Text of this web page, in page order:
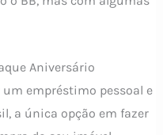
Aniversário
um empréstimo pessoal e
a única opção em fazer